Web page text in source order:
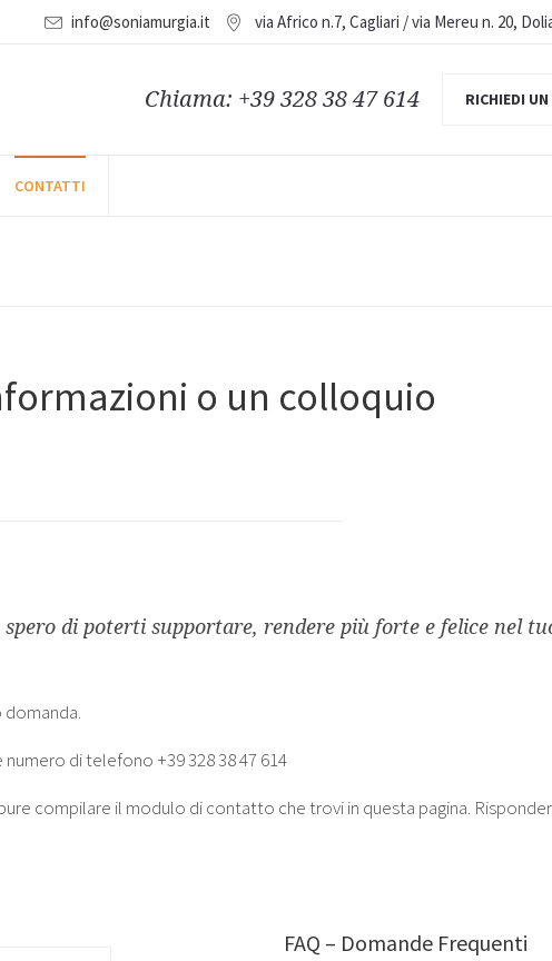
info@soniamurgia.it via Africo n.7, Cagliari / via Mereu n. 20,
Chiama: +39 328 38 47 614 RICHIEDI
CONTATTI
o un colloquio
di poterti supportare, rendere più forte e felice nel
di telefono +39 328 38 47 614
compilare il modulo di contatto che trovi in questa pagina.
FAQ – Domande Frequenti